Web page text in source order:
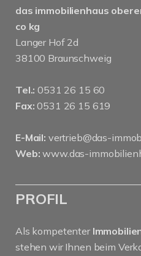
das immobilienhaus
co kg
Langer Hof 2d
38100 Braunschweig
Tel.: 0531 26 15 60
Fax: 0531 26 15 619
E-Mail: vertrieb@das-
Web: www.das-
PROFIL
Als kompetenter
stehen wir Ihnen beim